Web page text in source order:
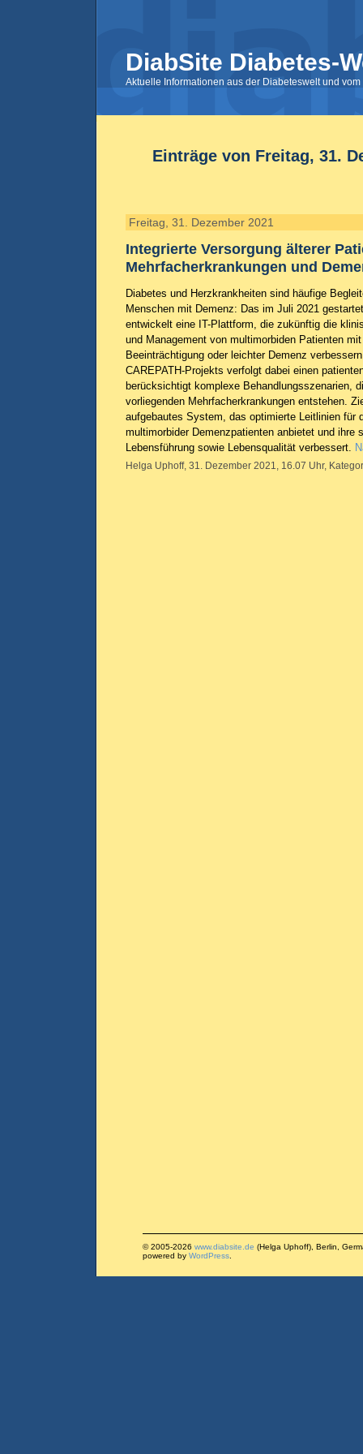
DiabSite Diabetes-
Aktuelle Informationen aus der Diabeteswelt und
Einträge von Freitag, 31.
Freitag, 31. Dezember 2021
Integrierte Versorgung älterer
Mehrfacherkrankungen und
Diabetes und Herzkrankheiten sind häufige
Menschen mit Demenz: Das im Juli 2021
entwickelt eine IT-Plattform, die zukünftig die
und Management von multimorbiden Patienten
Beeinträchtigung oder leichter Demenz
CAREPATH-Projekts verfolgt dabei einen
berücksichtigt komplexe Behandlungsszenarien,
vorliegenden Mehrfacherkrankungen entstehen.
aufgebautes System, das optimierte Leitlinien für
multimorbider Demenzpatienten anbietet und ihre
Lebensführung sowie Lebensqualität verbessert.
Helga Uphoff, 31. Dezember 2021, 16.07 Uhr,
© 2005-2026 www.diabsite.de (Helga Uphoff), Berlin,
powered by WordPress.